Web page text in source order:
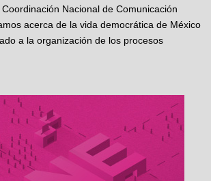
Nacional de Comunicación
acerca de la vida democrática de México
a la organización de los procesos